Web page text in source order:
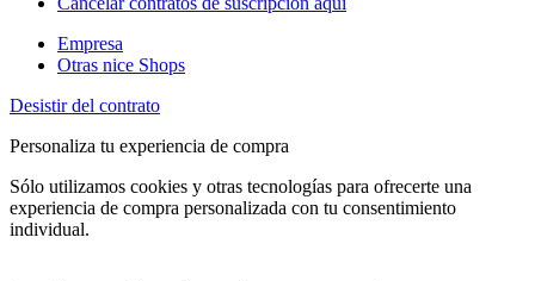
Empresa
Otras nice Shops
Desistir del contrato
Personaliza tu experiencia de compra
Sólo utilizamos cookies y otras tecnologías para ofrecerte una
experiencia de compra personalizada con tu consentimiento
individual.